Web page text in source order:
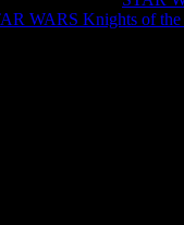
WARS Knights of